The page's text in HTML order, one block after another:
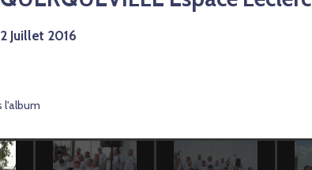
2 Juillet 2016
l'album